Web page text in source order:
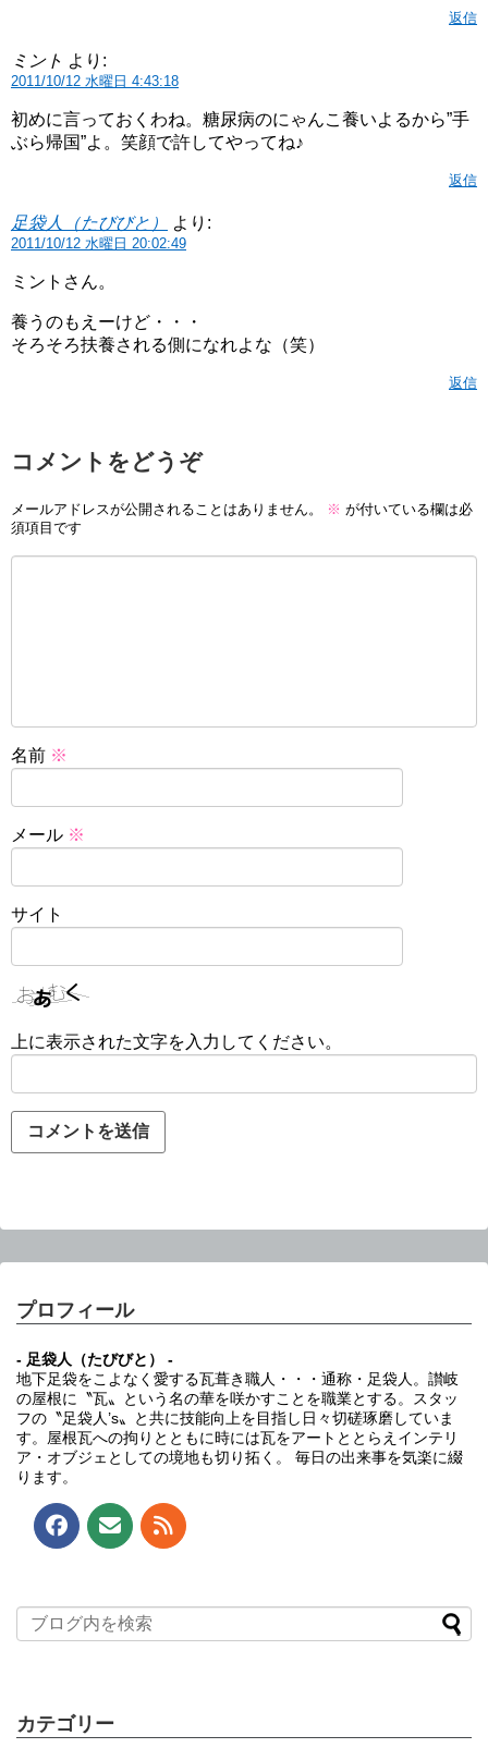
返信
ミント より:
2011/10/12 水曜日 4:43:18
初めに言っておくわね。糖尿病のにゃんこ養いよるから”手
ぶら帰国”よ。笑顔で許してやってね♪
返信
足袋人（たびびと） より:
2011/10/12 水曜日 20:02:49
ミントさん。
養うのもえーけど・・・
そろそろ扶養される側になれよな（笑）
返信
コメントをどうぞ
メールアドレスが公開されることはありません。 ※ が付いている欄は必
須項目です
名前 ※
メール ※
サイト
上に表示された文字を入力してください。
プロフィール
- 足袋人（たびびと） -
地下足袋をこよなく愛する瓦葺き職人・・・通称・足袋人。讃岐
の屋根に〝瓦〟という名の華を咲かすことを職業とする。スタッ
フの〝足袋人’s〟と共に技能向上を目指し日々切磋琢磨していま
す。屋根瓦への拘りとともに時には瓦をアートととらえインテリ
ア・オブジェとしての境地も切り拓く。 毎日の出来事を気楽に綴
ります。
カテゴリー